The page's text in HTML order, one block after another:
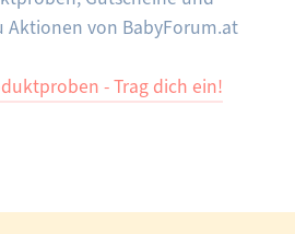
Aktionen von BabyForum.at
- Trag dich ein!